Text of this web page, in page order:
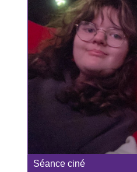
Séance ciné